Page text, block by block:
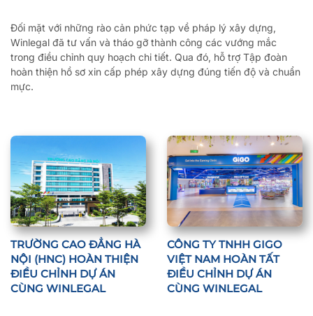
Đối mặt với những rào cản phức tạp về pháp lý xây dựng,
Winlegal đã tư vấn và tháo gỡ thành công các vướng mắc
trong điều chỉnh quy hoạch chi tiết. Qua đó, hỗ trợ Tập đoàn
hoàn thiện hồ sơ xin cấp phép xây dựng đúng tiến độ và chuẩn
mực.
TRƯỜNG CAO ĐẲNG HÀ
NỘI (HNC) HOÀN THIỆN
ĐIỀU CHỈNH DỰ ÁN
CÙNG WINLEGAL
CÔNG TY TNHH GIGO
VIỆT NAM HOÀN TẤT
ĐIỀU CHỈNH DỰ ÁN
CÙNG WINLEGAL